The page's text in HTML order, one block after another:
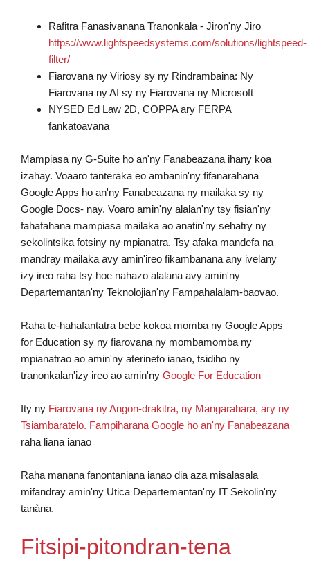
Rafitra Fanasivanana Tranonkala - Jiron'ny Jiro
https://www.lightspeedsystems.com/solutions/lightspeed-
filter/
Fiarovana ny Viriosy sy ny Rindrambaina: Ny
Fiarovana ny AI sy ny Fiarovana ny Microsoft
NYSED Ed Law 2D, COPPA ary FERPA
fankatoavana
Mampiasa ny G-Suite ho an'ny Fanabeazana ihany koa
izahay. Voaaro tanteraka eo ambanin'ny fifanarahana
Google Apps ho an'ny Fanabeazana ny mailaka sy ny
Google Docs- nay. Voaro amin'ny alalan'ny tsy fisian'ny
fahafahana mampiasa mailaka ao anatin'ny sehatry ny
sekolintsika fotsiny ny mpianatra. Tsy afaka mandefa na
mandray mailaka avy amin'ireo fikambanana any ivelany
izy ireo raha tsy hoe nahazo alalana avy amin'ny
Departemantan'ny Teknolojian'ny Fampahalalam-baovao.
Raha te-hahafantatra bebe kokoa momba ny Google Apps
for Education sy ny fiarovana ny mombamomba ny
mpianatrao ao amin'ny aterineto ianao, tsidiho ny
tranonkalan'izy ireo ao amin'ny Google For Education
Ity ny Fiarovana ny Angon-drakitra, ny Mangarahara, ary ny
Tsiambaratelo. Fampiharana Google ho an'ny Fanabeazana
raha liana ianao
Raha manana fanontaniana ianao dia aza misalasala
mifandray amin'ny Utica Departemantan'ny IT Sekolin'ny
tanàna.
Fitsipi-pitondran-tena